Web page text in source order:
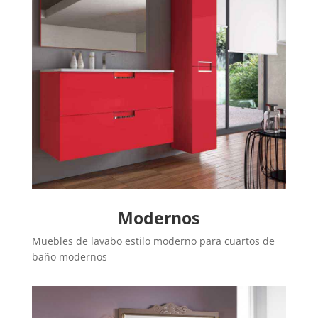
Modernos
Muebles de lavabo estilo moderno para cuartos de
baño modernos